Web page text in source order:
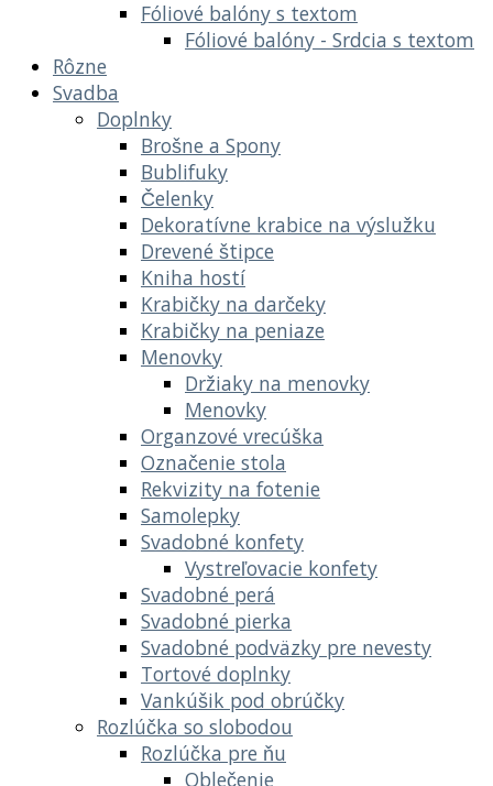
Fóliové balóny s textom
Fóliové balóny - Srdcia s textom
Rôzne
Svadba
Doplnky
Brošne a Spony
Bublifuky
Čelenky
Dekoratívne krabice na výslužku
Drevené štipce
Kniha hostí
Krabičky na darčeky
Krabičky na peniaze
Menovky
Držiaky na menovky
Menovky
Organzové vrecúška
Označenie stola
Rekvizity na fotenie
Samolepky
Svadobné konfety
Vystreľovacie konfety
Svadobné perá
Svadobné pierka
Svadobné podväzky pre nevesty
Tortové doplnky
Vankúšik pod obrúčky
Rozlúčka so slobodou
Rozlúčka pre ňu
Oblečenie